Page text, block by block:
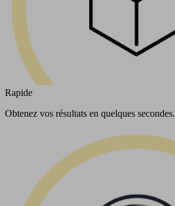
Rapide
Obtenez vos résultats en quelques secondes.